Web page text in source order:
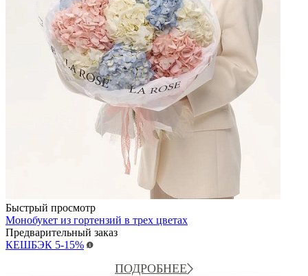
Быстрый просмотр
Монобукет из гортензий в трех цветах
Предварительный заказ
КЕШБЭК 5-15%
ПОДРОБНЕЕ